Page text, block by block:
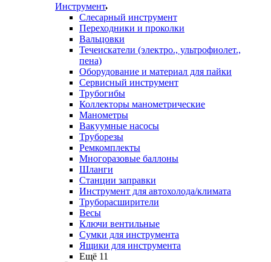
Инструмент
Слесарный инструмент
Переходники и проколки
Вальцовки
Течеискатели (электро., ультрофиолет.,
пена)
Оборудование и материал для пайки
Сервисный инструмент
Трубогибы
Коллекторы манометрические
Манометры
Вакуумные насосы
Труборезы
Ремкомплекты
Многоразовые баллоны
Шланги
Станции заправки
Инструмент для автохолода/климата
Труборасширители
Весы
Ключи вентильные
Сумки для инструмента
Ящики для инструмента
Ещё 11